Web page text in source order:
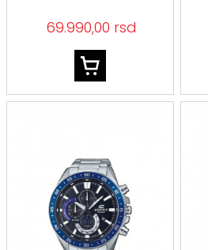
69.990,00 rsd